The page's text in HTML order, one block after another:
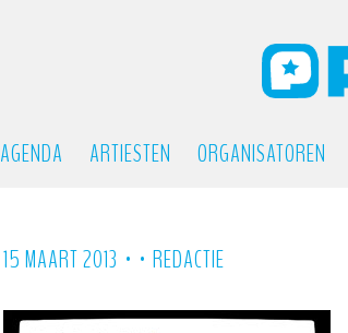
AGENDA ARTIESTEN ORGANISATOREN
15 MAART 2013 • • REDACTIE